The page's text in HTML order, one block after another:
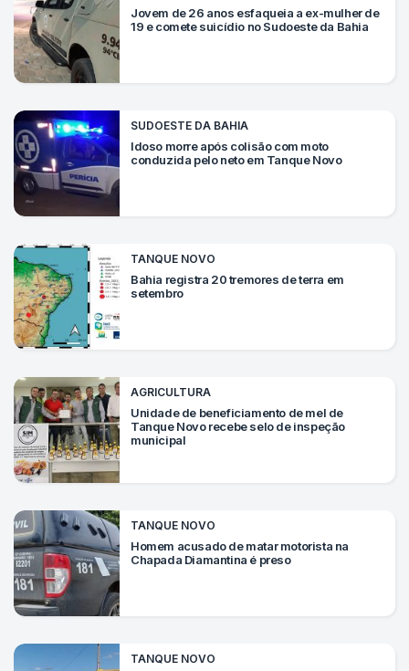
Jovem de 26 anos esfaqueia a ex-mulher de
19 e comete suicídio no Sudoeste da Bahia
SUDOESTE DA BAHIA
Idoso morre após colisão com moto
conduzida pelo neto em Tanque Novo
TANQUE NOVO
Bahia registra 20 tremores de terra em
setembro
AGRICULTURA
Unidade de beneficiamento de mel de
Tanque Novo recebe selo de inspeção
municipal
TANQUE NOVO
Homem acusado de matar motorista na
Chapada Diamantina é preso
TANQUE NOVO